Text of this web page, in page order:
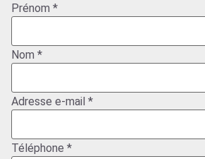
Prénom *
Nom *
Adresse e-mail *
Téléphone *